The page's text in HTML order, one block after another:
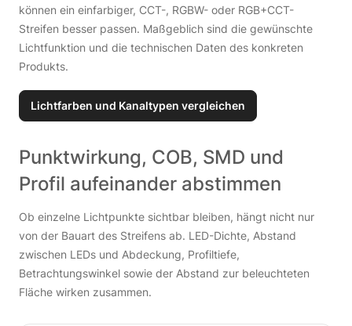
können ein einfarbiger, CCT-, RGBW- oder RGB+CCT-
Streifen besser passen. Maßgeblich sind die gewünschte
Lichtfunktion und die technischen Daten des konkreten
Produkts.
Lichtfarben und Kanaltypen vergleichen
Punktwirkung, COB, SMD und
Profil aufeinander abstimmen
Ob einzelne Lichtpunkte sichtbar bleiben, hängt nicht nur
von der Bauart des Streifens ab. LED-Dichte, Abstand
zwischen LEDs und Abdeckung, Profiltiefe,
Betrachtungswinkel sowie der Abstand zur beleuchteten
Fläche wirken zusammen.